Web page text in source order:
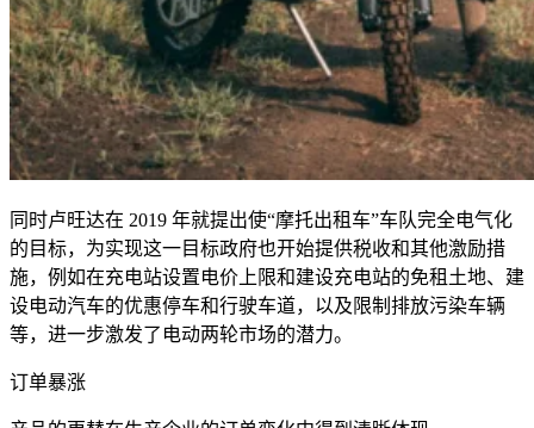
同时卢旺达在 2019 年就提出使“摩托出租车”车队完全电气化
的目标，为实现这一目标政府也开始提供税收和其他激励措
施，例如在充电站设置电价上限和建设充电站的免租土地、建
设电动汽车的优惠停车和行驶车道，以及限制排放污染车辆
等，进一步激发了电动两轮市场的潜力。
订单暴涨